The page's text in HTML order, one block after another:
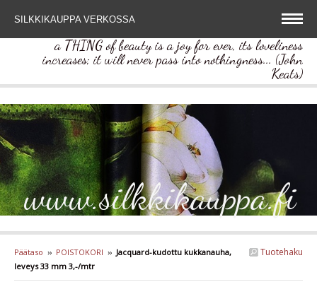
SILKKIKAUPPA VERKOSSA
a THING of beauty is a joy for ever, its loveliness
increases; it will never pass into nothingness... (John
Keats)
www.silkkikauppa.fi
Tuotehaku
Päätaso ›› POISTOKORI ›› Jacquard-kudottu kukkanauha,
leveys 33 mm 3,-/mtr